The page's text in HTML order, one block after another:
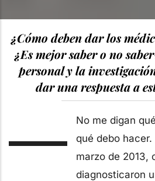
¿Cómo deben dar los
¿Es mejor saber o no
personal y la
dar una respuesta a
—
No me digan
qué debo
marzo de 2013,
diagnosticaron